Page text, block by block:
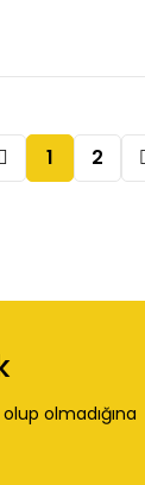
1 2
olmadığına